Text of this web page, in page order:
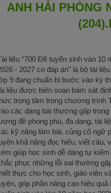
ANH HẢI PHÒNG
liệu “700 Đề tuyển sinh vào 10
- 2027 có đáp án” là bộ tài
9 đang chuẩn bị bước vào kỳ
liệu được biên soạn bám sát
trọng tâm trong chương trình
các dạng bài thường gặp
đề phong phú, đa dạng, tài
kỹ năng làm bài, củng cố ngữ
khả năng đọc hiểu, viết câu,
giúp học sinh dễ dàng tự
phục những lỗi sai thường
thực cho học sinh, giáo viên
góp phần nâng cao hiệu